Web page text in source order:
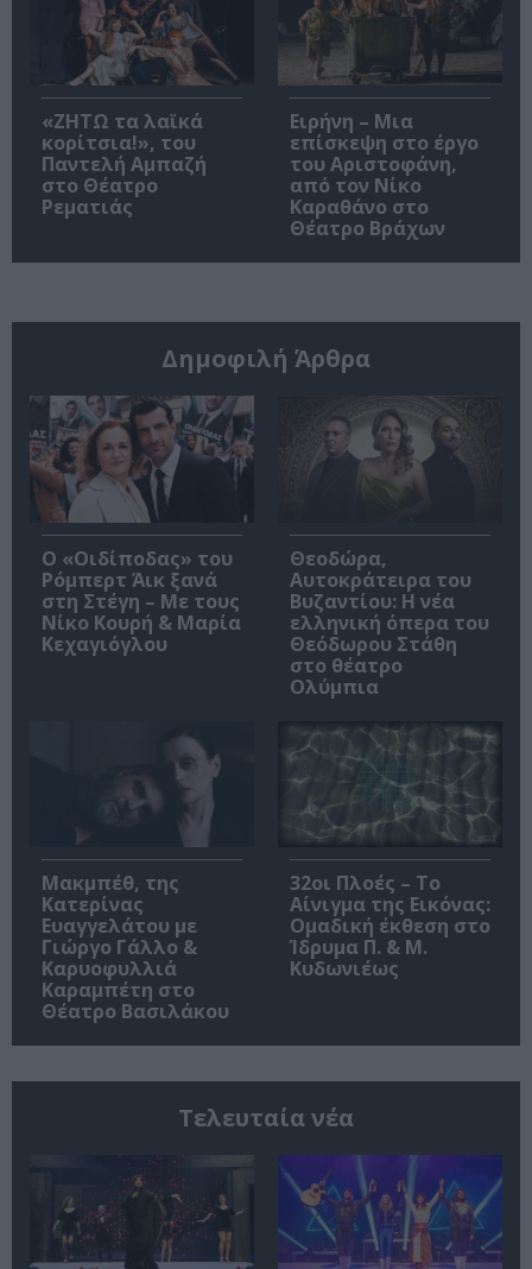
«ΖΗΤΩ τα λαϊκά
κορίτσια!», του
Παντελή Αμπαζή
στο Θέατρο
Ρεματιάς
Ειρήνη – Μια
επίσκεψη στο έργο
του Αριστοφάνη,
από τον Νίκο
Καραθάνο στο
Θέατρο Βράχων
Δημοφιλή Άρθρα
O «Οιδίποδας» του
Ρόμπερτ Άικ ξανά
στη Στέγη – Με τους
Νίκο Κουρή & Μαρία
Κεχαγιόγλου
Θεοδώρα,
Αυτοκράτειρα του
Βυζαντίου: Η νέα
ελληνική όπερα του
Θεόδωρου Στάθη
στο θέατρο
Ολύμπια
Μακμπέθ, της
Κατερίνας
Ευαγγελάτου με
Γιώργο Γάλλο &
Καρυοφυλλιά
Καραμπέτη στο
Θέατρο Βασιλάκου
32οι Πλοές – Το
Αίνιγμα της Εικόνας:
Ομαδική έκθεση στο
Ίδρυμα Π. & Μ.
Κυδωνιέως
Τελευταία νέα